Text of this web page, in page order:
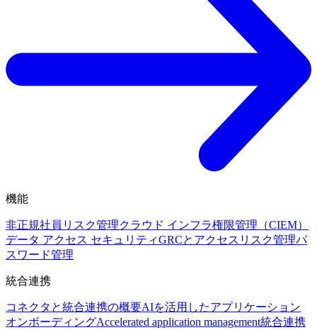
機能
非正規社員リスク管理クラウド インフラ権限管理（CIEM）
データ アクセス セキュリティGRCとアクセスリスク管理パ
スワード管理
統合連携
コネクタと統合連携の概要AIを活用したアプリケーション
オンボーディングAccelerated application management統合連携